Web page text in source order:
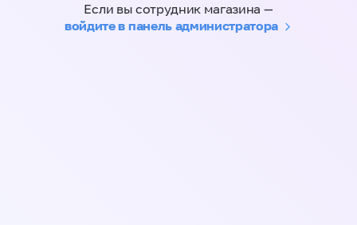
Если вы сотрудник магазина —
войдите в панель администратора